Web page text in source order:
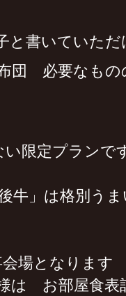
いていただ
必要なもの
限定プランで
牛」は格別う
場となります
は お部屋食表